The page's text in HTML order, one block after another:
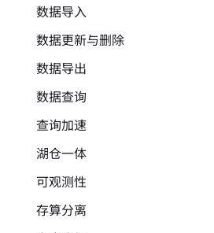
数据导入
数据更新与删除
数据导出
数据查询
查询加速
湖仓一体
可观测性
存算分离